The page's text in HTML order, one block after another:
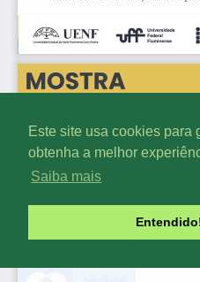
Este site usa cookies para
obtenha a melhor
Saiba mais